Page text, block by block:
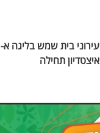
עירוני בית שמש בליגה א-
איצטדיון תחילה